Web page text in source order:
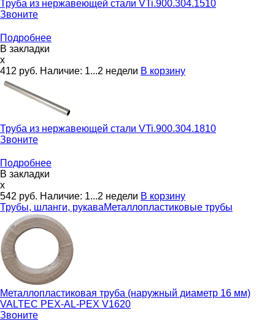
Труба из нержавеющей стали VTi.900.304.1510
Звоните
Подробнее
В закладки
x
412 руб. Наличие: 1...2 недели В корзину
Труба из нержавеющей стали VTi.900.304.1810
Звоните
Подробнее
В закладки
x
542 руб. Наличие: 1...2 недели В корзину
Трубы, шланги, рукаваМеталлопластиковые трубы
Металлопластиковая труба (наружный диаметр 16 мм)
VALTEC PEX-AL-PEX V1620
Звоните